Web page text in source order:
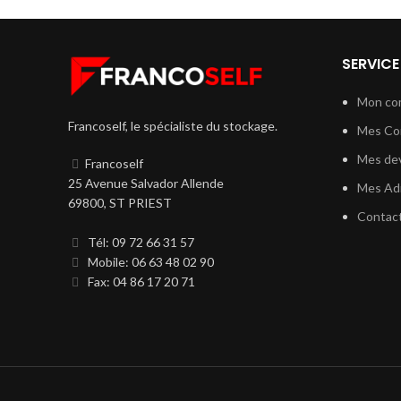
Francoself, le spécialiste du stockage.
Francoself
25 Avenue Salvador Allende
69800, ST PRIEST
Tél: 09 72 66 31 57
Mobile: 06 63 48 02 90
Fax: 04 86 17 20 71
Mon
Mes
Mes
Mes